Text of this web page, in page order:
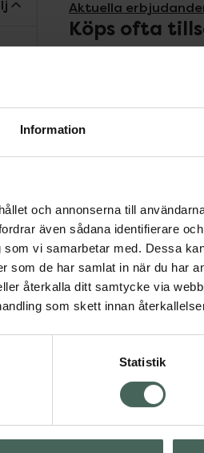
Information
och annonserna till
även sådana identifierare
vi samarbetar med. Dessa
som de har samlat in när du har
återkalla ditt samtycke via
som skett innan
Statistik
Aktuella
Köps ofta
Eye Extra Light
Pris
259 kr
Köp båda för:
488 kr